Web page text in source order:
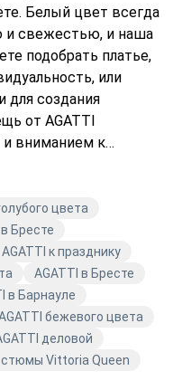
Белый цвет всегда
и свежестью, и наша
подобрать платье,
или
для создания
и вниманием к
чтобы вы
и комфортно.
сейчас и
цвета
Бресте
к празднику
AGATTI в Бресте
в Барнауле
бежевого цвета
деловой
Vittoria Queen